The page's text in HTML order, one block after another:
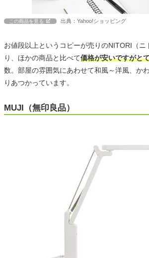
この商品を見る 出典：Yahoo!ショッピング
お値段以上というコピーが売りのNITORI（ニ
り、ほかの商品と比べて価格が安いですがと
数。部屋の雰囲気にあわせて和風～洋風、か
りあつかっています。
MUJI（無印良品）